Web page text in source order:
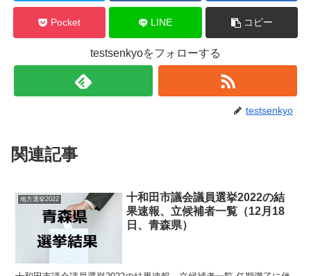
Pocket LINE コピー
testsenkyoをフォローする
testsenkyo
関連記事
地方選挙2022
十和田市議会議員選挙2022の結
果速報、立候補者一覧（12月18
日、青森県）